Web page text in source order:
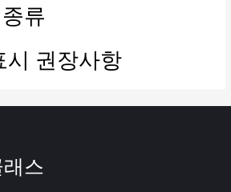
류
시 권장사항
스